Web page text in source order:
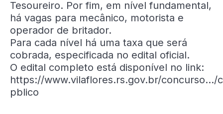
Tesoureiro. Por fim, em nível fundamental,
há vagas para mecânico, motorista e
operador de britador.
Para cada nível há uma taxa que será
cobrada, especificada no edital oficial.
O edital completo está disponível no link:
https://www.vilaflores.rs.gov.br/concurso…/
pblico